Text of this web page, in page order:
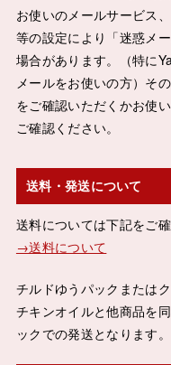
お使いのメールサービス
等の設定により「迷惑メ
場合があります。（特に
メールをお使いの方）そ
をご確認いただくかお使
ご確認ください。
送料・発送について
送料については下記をご確
→送料について
チルドゆうパックまたは
チキンオイルと他商品を
ックでの発送となります。